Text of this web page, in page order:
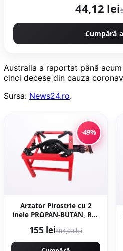
44,12 lei
Cumpără
Australia a raportat până
cinci decese din cauza
Sursa: News24.ro.
-49%
Arzator Pirostrie cu 2
inele PROPAN-BUTAN, R02
B4195
155 lei304,03 lei